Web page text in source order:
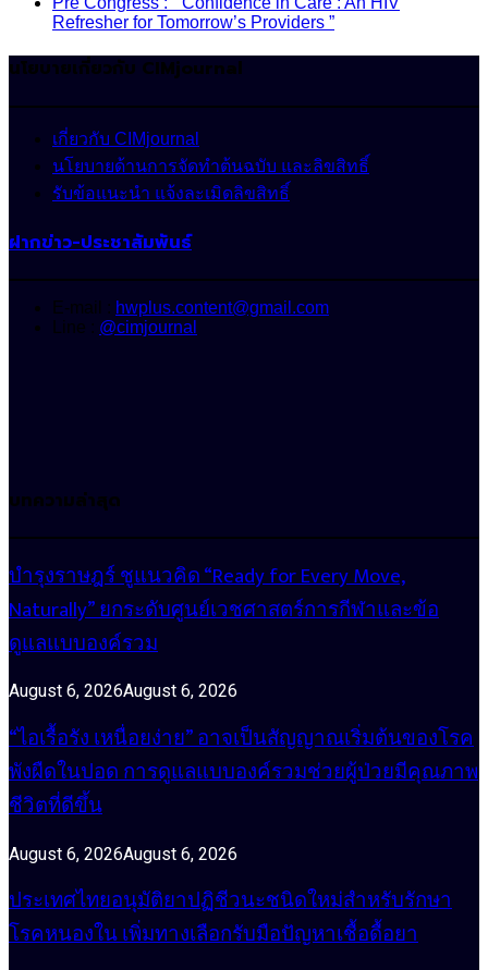
Refresher for Tomorrow’s Providers ”
นโยบายเกี่ยวกับ CIMjournal
เกี่ยวกับ CIMjournal
นโยบายด้านการจัดทำต้นฉบับ และลิขสิทธิ์
รับข้อแนะนำ แจ้งละเมิดลิขสิทธิ์
ฝากข่าว-ประชาสัมพันธ์
E-mail : hwplus.content@gmail.com
Line : @cimjournal
บทความล่าสุด
บำรุงราษฎร์ ชูแนวคิด “Ready for Every Move,
Naturally” ยกระดับศูนย์เวชศาสตร์การกีฬาและข้อ
ดูแลแบบองค์รวม
August 6, 2026August 6, 2026
“ไอเรื้อรัง เหนื่อยง่าย” อาจเป็นสัญญาณเริ่มต้นของโรค
พังผืดในปอด การดูแลแบบองค์รวมช่วยผู้ป่วยมีคุณภาพ
ชีวิตที่ดีขึ้น
August 6, 2026August 6, 2026
ประเทศไทยอนุมัติยาปฏิชีวนะชนิดใหม่สำหรับรักษา
โรคหนองใน เพิ่มทางเลือกรับมือปัญหาเชื้อดื้อยา